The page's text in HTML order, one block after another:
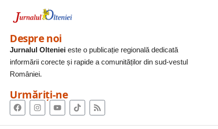
Despre noi
Jurnalul Olteniei este o publicație regională dedicată
informării corecte și rapide a comunităților din sud-vestul
României.
Urmăriți-ne